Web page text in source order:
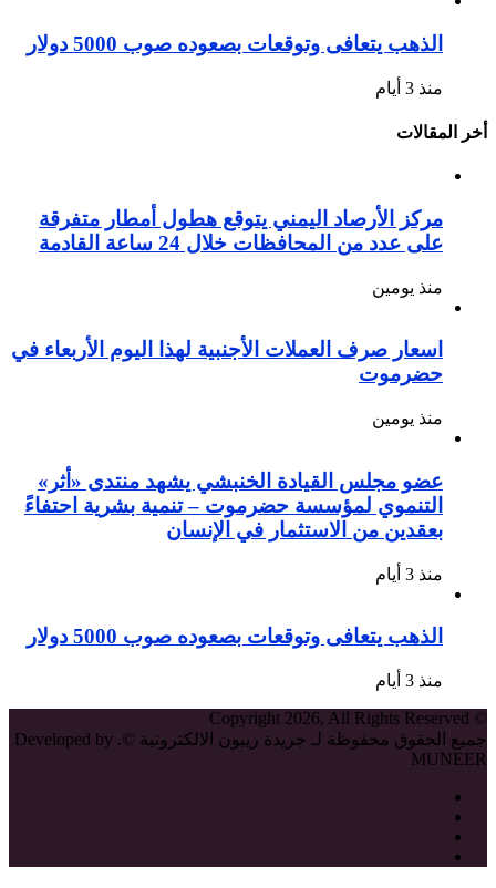
الذهب يتعافى وتوقعات بصعوده صوب 5000 دولار
منذ 3 أيام
أخر المقالات
مركز الأرصاد اليمني يتوقع هطول أمطار متفرقة
على عدد من المحافظات خلال 24 ساعة القادمة
منذ يومين
اسعار صرف العملات الأجنبية لهذا اليوم الأربعاء في
حضرموت
منذ يومين
عضو مجلس القيادة الخنبشي يشهد منتدى «أثر»
التنموي لمؤسسة حضرموت – تنمية بشرية احتفاءً
بعقدين من الاستثمار في الإنسان
منذ 3 أيام
الذهب يتعافى وتوقعات بصعوده صوب 5000 دولار
منذ 3 أيام
© Copyright 2026, All Rights Reserved
جميع الحقوق محفوظة لـ جريدة ريبون الالكترونية ©. Developed by
MUNEER